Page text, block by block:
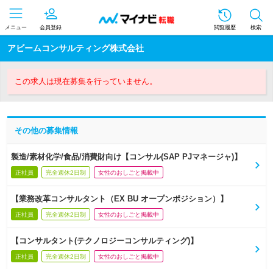
メニュー 会員登録 閲覧履歴 検索
アビームコンサルティング株式会社
この求人は現在募集を行っていません。
その他の募集情報
製造/素材化学/食品/消費財向け【コンサル(SAP PJマネージャ)】
正社員 完全週休2日制 女性のおしごと掲載中
【業務改革コンサルタント（EX BU オープンポジション）】
正社員 完全週休2日制 女性のおしごと掲載中
【コンサルタント(テクノロジーコンサルティング)】
正社員 完全週休2日制 女性のおしごと掲載中